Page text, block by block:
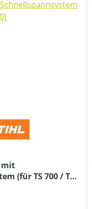
mit
(für TS 700 / TS